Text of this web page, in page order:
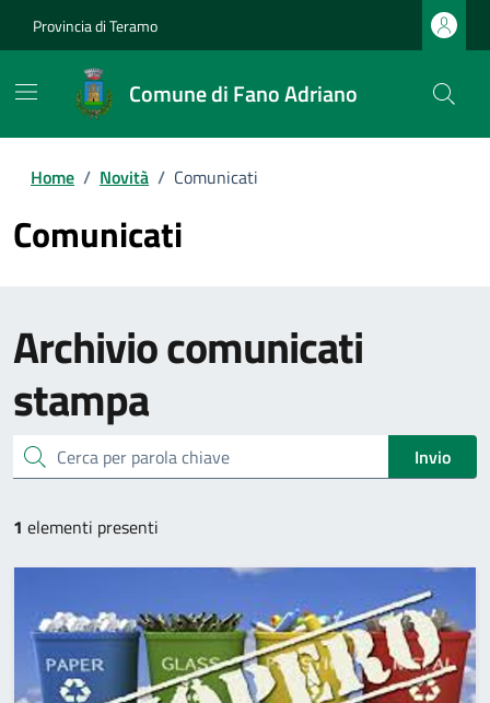
Provincia di Teramo
Comune di Fano Adriano
Home / Novità / Comunicati
Comunicati
Archiviocomunicati
stampa
cerca Invio
1 elementi presenti